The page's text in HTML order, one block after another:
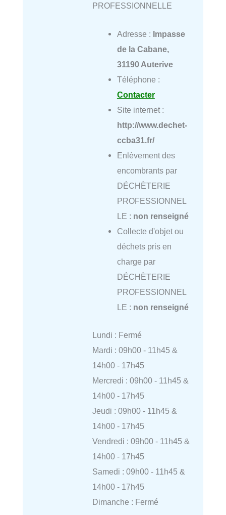
PROFESSIONNELLE
Adresse : Impasse
de la Cabane,
31190 Auterive
Téléphone :
Contacter
Site internet :
http://www.dechet-
ccba31.fr/
Enlèvement des
encombrants par
DÉCHÈTERIE
PROFESSIONNEL
LE : non renseigné
Collecte d'objet ou
déchets pris en
charge par
DÉCHÈTERIE
PROFESSIONNEL
LE : non renseigné
Lundi : Fermé
Mardi : 09h00 - 11h45 &
14h00 - 17h45
Mercredi : 09h00 - 11h45 &
14h00 - 17h45
Jeudi : 09h00 - 11h45 &
14h00 - 17h45
Vendredi : 09h00 - 11h45 &
14h00 - 17h45
Samedi : 09h00 - 11h45 &
14h00 - 17h45
Dimanche : Fermé